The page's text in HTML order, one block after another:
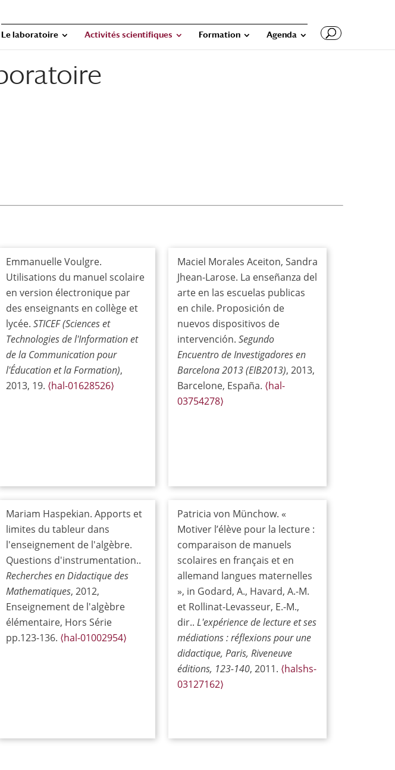
Le laboratoire Activités scientifiques Formation Agenda
Emmanuelle Voulgre.
Utilisations du manuel scolaire
en version électronique par
des enseignants en collège et
lycée. STICEF (Sciences et
Technologies de l'Information et
de la Communication pour
l'Éducation et la Formation),
2013, 19. ⟨hal-01628526⟩
Maciel Morales Aceiton, Sandra
Jhean-Larose. La enseñanza del
arte en las escuelas publicas
en chile. Proposición de
nuevos dispositivos de
intervención.Segundo
Encuentro de Investigadores en
Barcelona 2013 (EIB2013), 2013,
Barcelone, España. ⟨hal-
03754278⟩
Mariam Haspekian. Apports et
limites du tableur dans
l'enseignement de l'algèbre.
Questions d'instrumentation..
Recherches en Didactique des
Mathematiques, 2012,
Enseignement de l'algèbre
élémentaire, Hors Série
pp.123-136. ⟨hal-01002954⟩
Patricia von Münchow. «
Motiver l’élève pour la lecture :
comparaison de manuels
scolaires en français et en
allemand langues maternelles
», in Godard, A., Havard, A.-M.
et Rollinat-Levasseur, E.-M.,
dir..L'expérience de lecture et ses
médiations : réflexions pour une
didactique, Paris, Riveneuve
éditions, 123-140, 2011. ⟨halshs-
03127162⟩